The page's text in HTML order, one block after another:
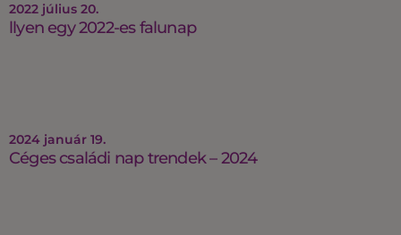
2022 július 20.
llyen egy 2022-es falunap
2024 január 19.
Céges családi nap trendek – 2024